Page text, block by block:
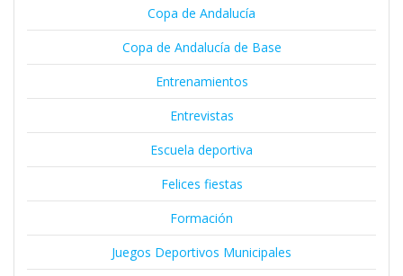
Copa de Andalucía
Copa de Andalucía de Base
Entrenamientos
Entrevistas
Escuela deportiva
Felices fiestas
Formación
Juegos Deportivos Municipales